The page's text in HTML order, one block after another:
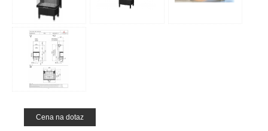
Cena na dotaz